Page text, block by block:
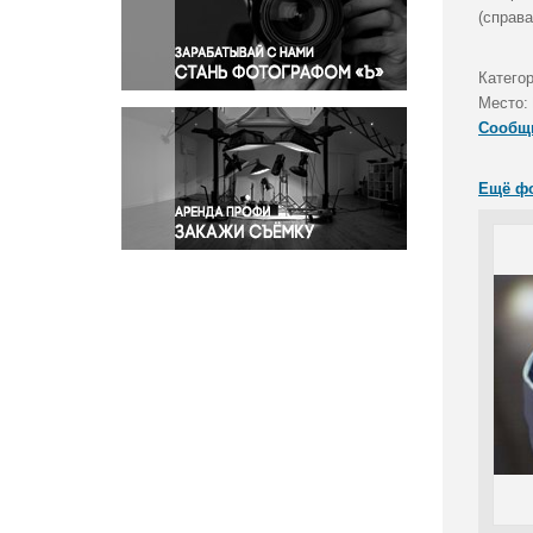
Правосудие
Происшествия и конфликты
Религия
Светская жизнь
Спорт
Экология
Экономика и бизнес
Место:
Ещё